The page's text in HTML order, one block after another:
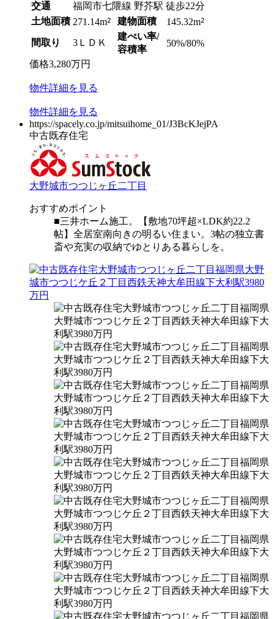
交通
福岡市七隈線 野芥駅 徒歩22分
土地面積 271.14m2 建物面積 145.32m2
間取り 3ＬＤＫ
建ぺい率/
容積率
50%/80%
価格3,280万円
物件詳細を見る
物件詳細を見る
https://spacely.co.jp/mitsuihome_01/J3BcKJejPA
中古既存住宅
大野城市つつじヶ丘二丁目
おすすめポイント
■三井ホーム施工。【敷地70坪超×LDK約22.2
帖】全居室南向きの明るい住まい。3帖の独立書
斎や充実の収納でゆとりある暮らしを。